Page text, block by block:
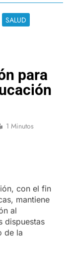
SALUD
para
1 Minutos
con el fin
mantiene
al
dispuestas
de la